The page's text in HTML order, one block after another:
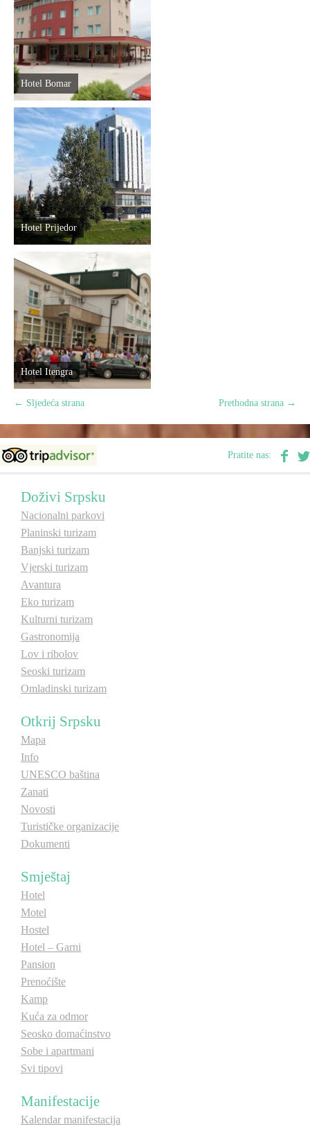
Hotel Bomar
Hotel Prijedor
Hotel Itengra
← Sljedeća strana Prethodna strana →
Pratite nas:
Doživi Srpsku
Nacionalni parkovi
Planinski turizam
Banjski turizam
Vjerski turizam
Avantura
Eko turizam
Kulturni turizam
Gastronomija
Lov i ribolov
Seoski turizam
Omladinski turizam
Otkrij Srpsku
Mapa
Info
UNESCO baština
Zanati
Novosti
Turističke organizacije
Dokumenti
Smještaj
Hotel
Motel
Hostel
Hotel – Garni
Pansion
Prenoćište
Kamp
Kuća za odmor
Seosko domaćinstvo
Sobe i apartmani
Svi tipovi
Manifestacije
Kalendar manifestacija